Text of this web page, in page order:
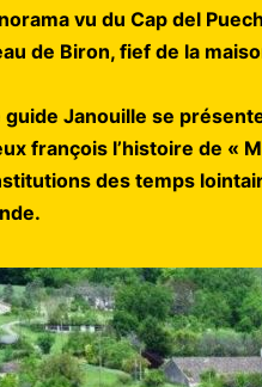
vu du Cap del
de Biron, fief de la
guide Janouille se
françois l’histoire de «
des temps